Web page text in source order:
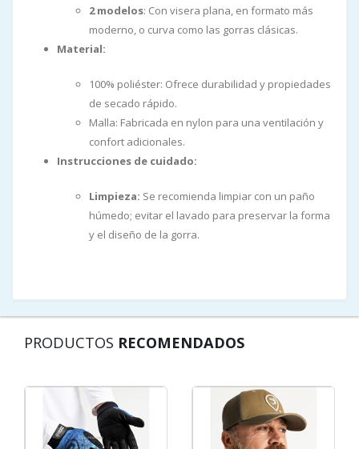
2 modelos: Con visera plana, en formato más
moderno, o curva como las gorras clásicas.
Material:
100% poliéster: Ofrece durabilidad y propiedades
de secado rápido.
Malla: Fabricada en nylon para una ventilación y
confort adicionales.
Instrucciones de cuidado:
Limpieza: Se recomienda limpiar con un paño
húmedo; evitar el lavado para preservar la forma
y el diseño de la gorra.
PRODUCTOS RECOMENDADOS